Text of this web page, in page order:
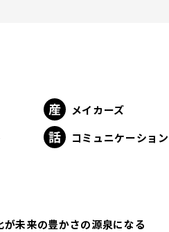
メイカーズ
コミュニケーション
未来の豊かさの源泉になる